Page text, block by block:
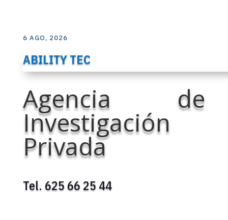
6 AGO, 2026
ABILITY TEC
Agencia de
Investigación
Privada
Tel. 625 66 25 44